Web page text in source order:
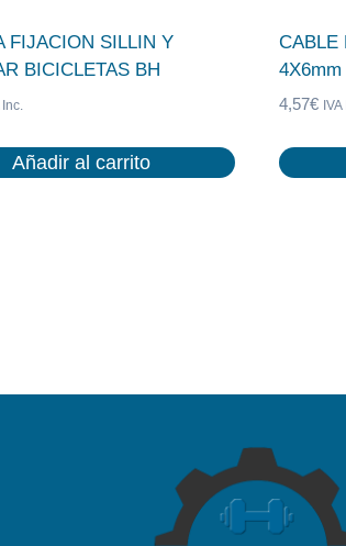
FIJACION SILLIN Y
BICICLETAS BH
Inc.
Añadir al carrito
CABLE
4X6mm
4,57€ IVA